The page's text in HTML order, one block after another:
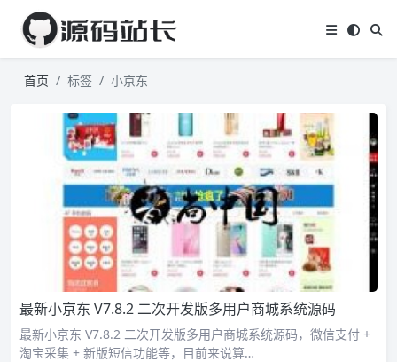
首页 标签 小京东
最新小京东 V7.8.2 二次开发版多用户商城系统源码
最新小京东 V7.8.2 二次开发版多用户商城系统源码，微信支付 +
淘宝采集 + 新版短信功能等，目前来说算…